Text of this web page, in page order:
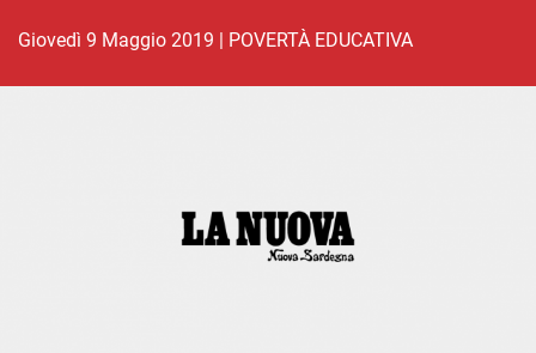
giovedì 9 Maggio 2019 | POVERTÀ EDUCATIVA